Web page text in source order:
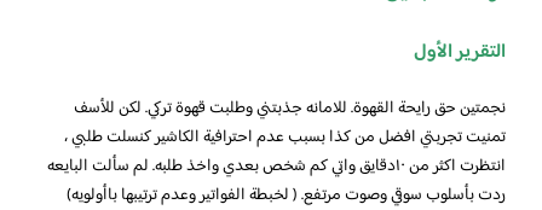
التقرير الأول
نجمتين حق رايحة القهوة. للامانه جذبتني وطلبت قهوة تركي. لكن للأسف
تمنيت تجربتي افضل من كذا بسبب عدم احترافية الكاشير كنسلت طلبي ،
انتظرت اكثر من ١٠دقايق واتي كم شخص بعدي واخذ طلبه. لم سألت البايعه
ردت بأسلوب سوقي وصوت مرتفع. ( لخبطة الفواتير وعدم ترتيبها باأولويه)